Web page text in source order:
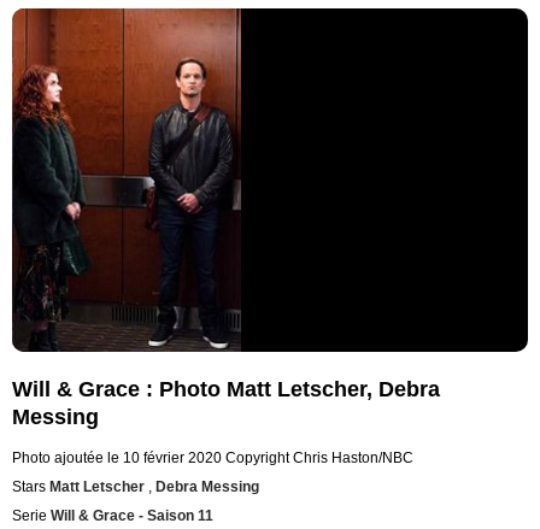
Will & Grace : Photo Matt Letscher, Debra
Messing
Photo ajoutée le 10 février 2020 Copyright Chris Haston/NBC
Stars Matt Letscher , Debra Messing
Serie Will & Grace - Saison 11